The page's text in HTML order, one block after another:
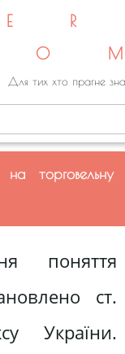
Для тих хто прагне
на торговельну
поняття
ст.
України.